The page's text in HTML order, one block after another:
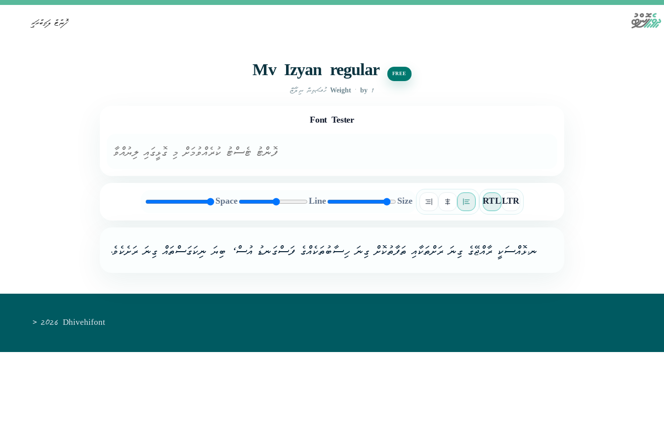
Skip
to
ފޮންޓް ލައިބްރަރީ
Mv Izyan regular FREE
1 Weight • by ހުސައިން ނިޔާޒް
Font Tester
LTR
RTL
Size
Line
Space
ނ.ޅޮއްސަކީ ރާއްޖޭގެ ގިނަ ރަށްތަކާއި ތަފާތުކޮށް ގިނަ ހިސާބުތަކެއްގެ ފަސްގަނޑު އުސް، ބިޔަ ނިކަގަސްތައް ގިނަ ރަށެކެވެ.
© 2026 Dhivehifont